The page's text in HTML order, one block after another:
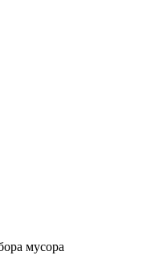
мусора